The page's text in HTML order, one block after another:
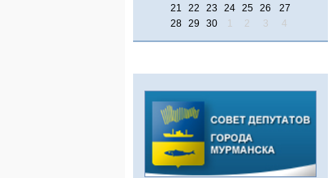
21
22 23 24 25 26
27
28 29 30 1 2 3 4